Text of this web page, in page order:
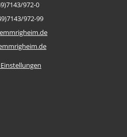
972-0
972-99